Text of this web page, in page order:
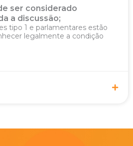
ser considerado
a discussão;
tipo 1 e parlamentares estão
legalmente a condição